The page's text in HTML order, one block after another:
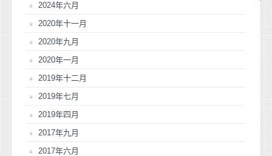
2024年六月
2020年十一月
2020年九月
2020年一月
2019年十二月
2019年七月
2019年四月
2017年九月
2017年六月